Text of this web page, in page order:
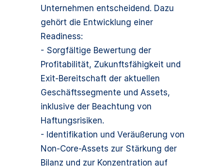
Unternehmen entscheidend. Dazu
gehört die Entwicklung einer
Readiness:
- Sorgfältige Bewertung der
Profitabilität, Zukunftsfähigkeit und
Exit-Bereitschaft der aktuellen
Geschäftssegmente und Assets,
inklusive der Beachtung von
Haftungsrisiken.
- Identifikation und Veräußerung von
Non-Core-Assets zur Stärkung der
Bilanz und zur Konzentration auf